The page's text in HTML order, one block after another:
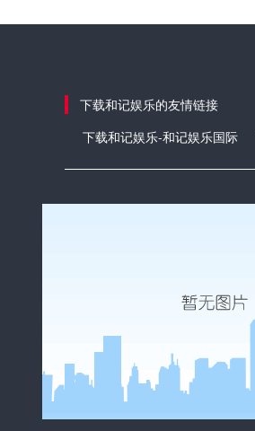
下载和记娱乐的友情链接
下载和记娱乐-和记娱乐国际